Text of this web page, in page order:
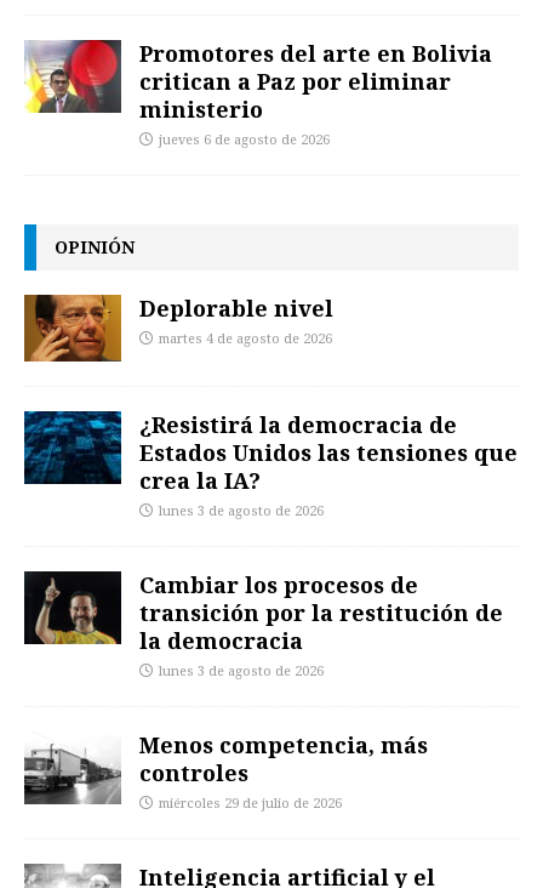
Promotores del arte en Bolivia
critican a Paz por eliminar
ministerio
jueves 6 de agosto de 2026
OPINIÓN
Deplorable nivel
martes 4 de agosto de 2026
¿Resistirá la democracia de
Estados Unidos las tensiones que
crea la IA?
lunes 3 de agosto de 2026
Cambiar los procesos de
transición por la restitución de
la democracia
lunes 3 de agosto de 2026
Menos competencia, más
controles
miércoles 29 de julio de 2026
Inteligencia artificial y el